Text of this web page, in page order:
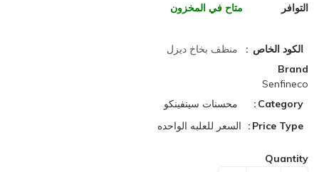
التوافر متاح في المخزون
الكود الخاص
منظف بخاخ ديزل
Brand
Senfineco
Category
محسنات سينفينكو
Price Type
السعر للعلبه الواحده
Quantity